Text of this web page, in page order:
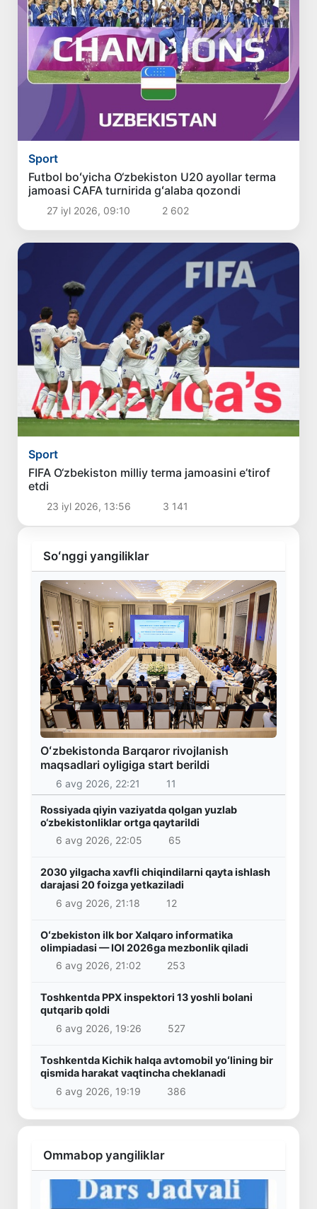
Sport
Futbol boʻyicha O‘zbekiston U20 ayollar terma
jamoasi CAFA turnirida gʻalaba qozondi
27 iyl 2026, 09:10 2 602
Sport
FIFA O‘zbekiston milliy terma jamoasini e’tirof
etdi
23 iyl 2026, 13:56 3 141
Soʻnggi yangiliklar
Oʻzbekistonda Barqaror rivojlanish
maqsadlari oyligiga start berildi
6 avg 2026, 22:21 11
Rossiyada qiyin vaziyatda qolgan yuzlab
o‘zbekistonliklar ortga qaytarildi
6 avg 2026, 22:05
65
2030 yilgacha xavfli chiqindilarni qayta ishlash
darajasi 20 foizga yetkaziladi
6 avg 2026, 21:18
12
Oʻzbekiston ilk bor Xalqaro informatika
olimpiadasi — IOI 2026ga mezbonlik qiladi
6 avg 2026, 21:02
253
Toshkentda PPX inspektori 13 yoshli bolani
qutqarib qoldi
6 avg 2026, 19:26
527
Toshkentda Kichik halqa avtomobil yoʻlining bir
qismida harakat vaqtincha cheklanadi
6 avg 2026, 19:19
386
Ommabop yangiliklar